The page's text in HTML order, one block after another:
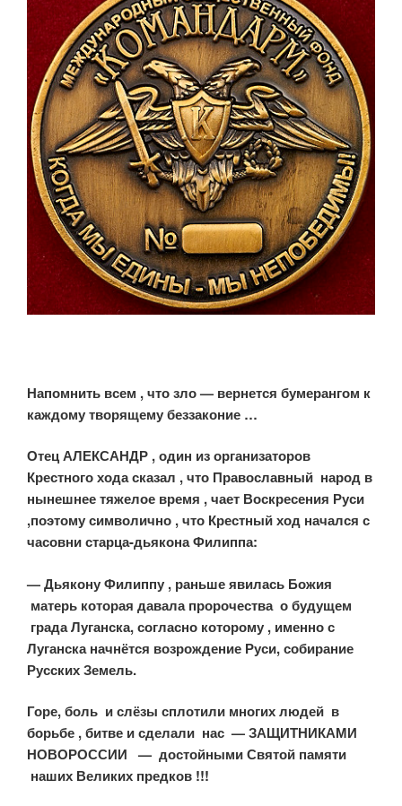
Напомнить всем , что зло — вернется бумерангом к
каждому творящему беззаконие …
Отец АЛЕКСАНДР , один из организаторов
Крестного хода сказал , что Православный народ в
нынешнее тяжелое время , чает Воскресения Руси
,поэтому символично , что Крестный ход начался с
часовни старца-дьякона Филиппа:
— Дьякону Филиппу , раньше явилась Божия
матерь которая давала пророчества о будущем
града Луганска, согласно которому , именно с
Луганска начнётся возрождение Руси, собирание
Русских Земель.
Горе, боль и слёзы сплотили многих людей в
борьбе , битве и сделали нас — ЗАЩИТНИКАМИ
НОВОРОССИИ — достойными Святой памяти
наших Великих предков !!!